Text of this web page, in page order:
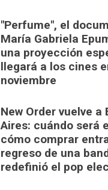
"Perfume", el
María Gabriela
una proyección
llegará a los cines
noviembre
New Order vuelve a
Aires: cuándo será
cómo comprar
regreso de una
redefinió el pop